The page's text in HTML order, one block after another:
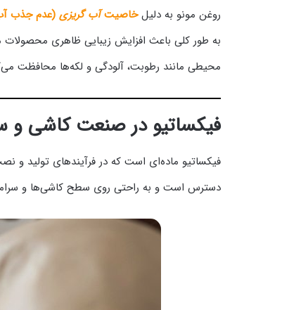
روغن مونو به دلیلخاصیتآب‌ گریزی (عدم جذب
به طور کلی باعث افزایش زیبایی ظاهری محصولات
محیطی مانند رطوبت، آلودگی و لکه‌ها محافظت
فیکساتیو در صنعت کاشی و
فیکساتیو ماده‌ای است که در فرآیندهای تولید و
دسترس است و به راحتی روی سطح کاشی‌ها و